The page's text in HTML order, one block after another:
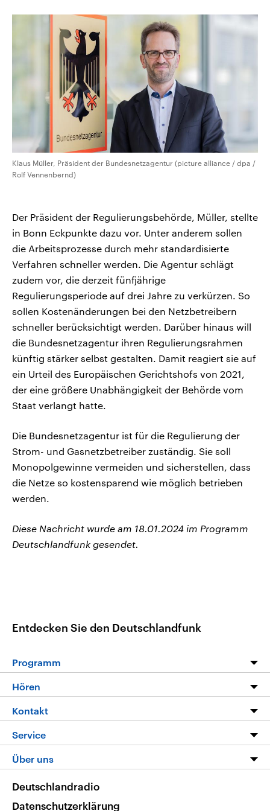
Umfragen, Prognosen,
Wahlprogramme, aktuelle Berichte
und Hintergründe zu den Parteien
und Kandidaten der anstehenden
Sendungen Programm Podcasts
Audio-Archiv
Klaus Müller, Präsident der Bundesnetzagentur (picture alliance / dpa /
Rolf Vennenbernd)
Der Präsident der Regulierungsbehörde, Müller, stellte
in Bonn Eckpunkte dazu vor. Unter anderem sollen
die Arbeitsprozesse durch mehr standardisierte
Verfahren schneller werden. Die Agentur schlägt
zudem vor, die derzeit fünfjährige
Regulierungsperiode auf drei Jahre zu verkürzen. So
sollen Kostenänderungen bei den Netzbetreibern
schneller berücksichtigt werden. Darüber hinaus will
die Bundesnetzagentur ihren Regulierungsrahmen
künftig stärker selbst gestalten. Damit reagiert sie auf
ein Urteil des Europäischen Gerichtshofs von 2021,
der eine größere Unabhängigkeit der Behörde vom
Staat verlangt hatte.
Die Bundesnetzagentur ist für die Regulierung der
Strom- und Gasnetzbetreiber zuständig. Sie soll
Monopolgewinne vermeiden und sicherstellen, dass
die Netze so kostensparend wie möglich betrieben
werden.
Diese Nachricht wurde am 18.01.2024 im Programm
Deutschlandfunk gesendet.
Entdecken Sie den Deutschlandfunk
Programm
Programm
Die Nachrichten
Nachrichtenleicht
Neue Beiträge auf dlf.de
Hören
Livestream
Podcasts
Deutschlandfunk App
Nachrichten App
Frequenzen
Kontakt
Hörerservice
Service
FAQ
Veranstaltungen
Über uns
Deutschlandradio
Datenschutzerklärung